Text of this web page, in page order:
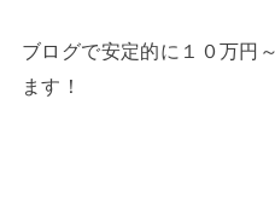
ブログで安定的に１０万円
ます！